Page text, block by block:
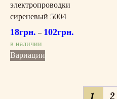
электропроводки
сиреневый 5004
18грн. – 102грн.
в наличии
Вариации
1 2